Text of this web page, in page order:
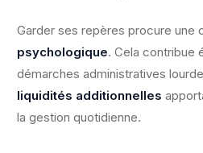
Garder ses repères procure une
psychologique. Cela contribue
démarches administratives
liquidités additionnelles
la gestion quotidienne.